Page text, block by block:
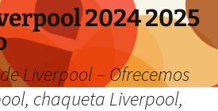
2024 2025
Liverpool – Ofrecemos
chaqueta Liverpool,